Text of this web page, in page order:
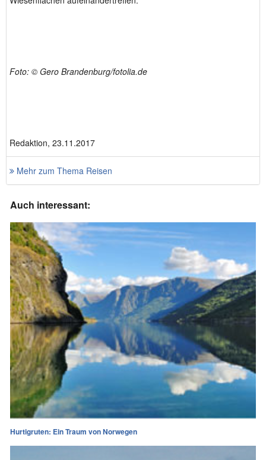
Foto: © Gero Brandenburg/fotolia.de
Redaktion, 23.11.2017
Mehr zum Thema Reisen
Auch interessant:
Hurtigruten: Ein Traum von Norwegen